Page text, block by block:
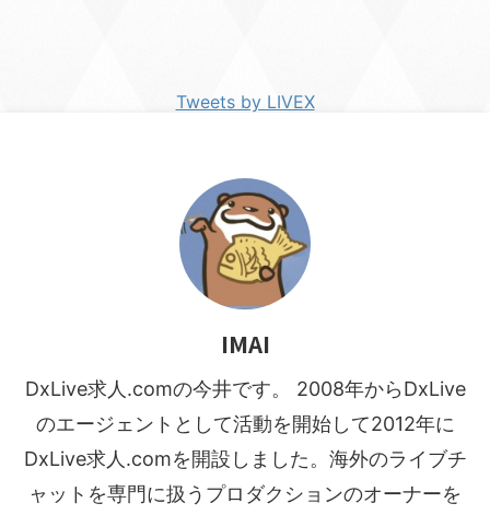
Tweets by LIVEX
IMAI
DxLive求人.comの今井です。 2008年からDxLive
のエージェントとして活動を開始して2012年に
DxLive求人.comを開設しました。海外のライブチ
ャットを専門に扱うプロダクションのオーナーを